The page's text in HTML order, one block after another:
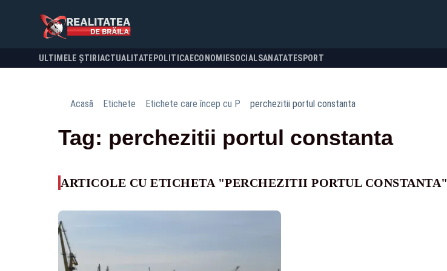
ULTIMELE ȘTIRI ACTUALITATE POLITICA ECONOMIESOCIALSANATATESPORT
Acasă Etichete Etichete care încep cu P perchezitii portul constanta
Tag: perchezitii portul constanta
ARTICOLE CU ETICHETA "PERCHEZITII PORTUL CONSTANTA"